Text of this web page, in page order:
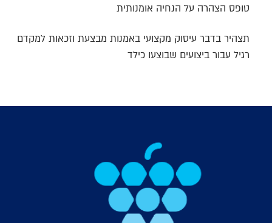
טופס הצהרה על הנחיה אומנותית
תצהיר בדבר עיסוק מקצועי באמנות מבצעת וזכאות למקדם
רגיל עבור ביצועים שבוצעו כילד